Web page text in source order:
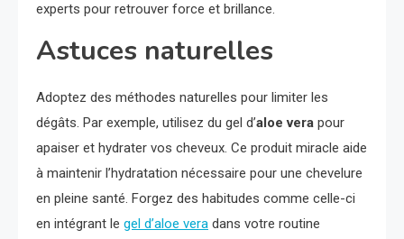
experts pour retrouver force et brillance.
Astuces naturelles
Adoptez des méthodes naturelles pour limiter les
dégâts. Par exemple, utilisez du gel d’aloe vera pour
apaiser et hydrater vos cheveux. Ce produit miracle aide
à maintenir l’hydratation nécessaire pour une chevelure
en pleine santé. Forgez des habitudes comme celle-ci
en intégrant le gel d’aloe vera dans votre routine